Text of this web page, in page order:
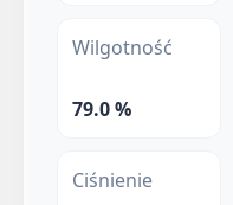
Wilgotność
79.0 %
Ciśnienie